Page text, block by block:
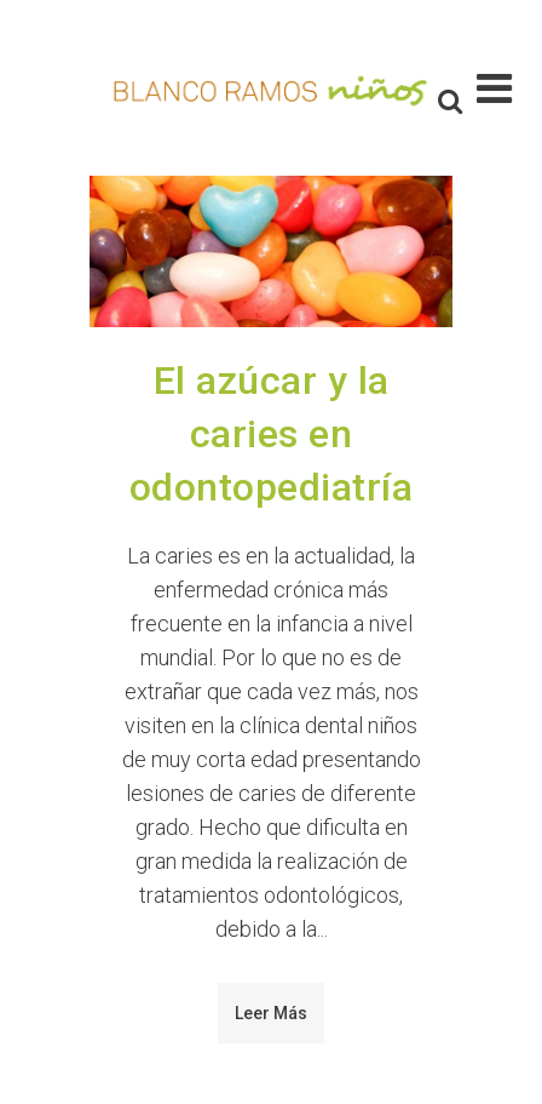
El azúcar y la
caries en
odontopediatría
La caries es en la actualidad, la
enfermedad crónica más
frecuente en la infancia a nivel
mundial. Por lo que no es de
extrañar que cada vez más, nos
visiten en la clínica dental niños
de muy corta edad presentando
lesiones de caries de diferente
grado. Hecho que dificulta en
gran medida la realización de
tratamientos odontológicos,
debido a la...
Leer Más